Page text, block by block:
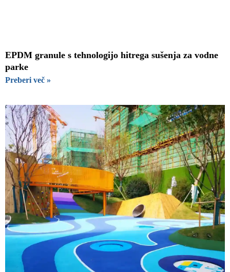
EPDM granule s tehnologijo hitrega sušenja za vodne
parke
Preberi več »